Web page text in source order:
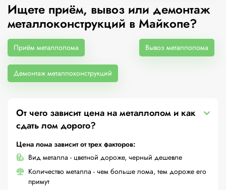
Ищете приём, вывоз или демонтаж
металлоконструкций в Майкопе?
Приём металлолома Вывоз металлолома
Демонтаж металлоконструкций
От чего зависит цена на металлолом и как
сдать лом дорого?
Цена лома зависит от трех факторов:
Вид металла - цветной дороже, черный дешевле
Количество металла - чем больше лома, тем дороже его
примут